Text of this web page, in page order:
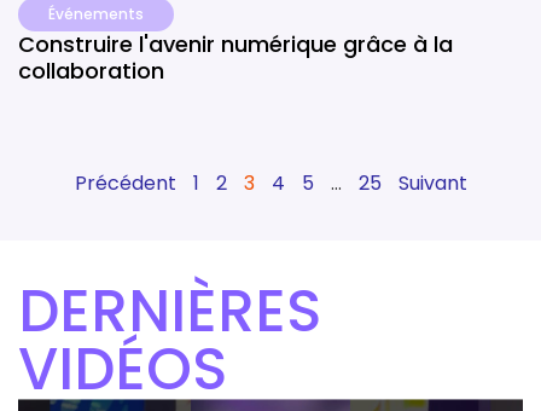
Événements
Construire l'avenir numérique grâce à la
collaboration
Précédent 1 2 3 4 5 … 25 Suivant
DERNIÈRES
VIDÉOS